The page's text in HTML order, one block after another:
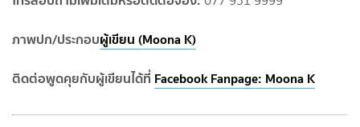
ภาพปก/ประกอบผู้เขียน (Moona K)
ติดต่อพูดคุยกับผู้เขียนได้ที่ Facebook Fanpage: Moona K